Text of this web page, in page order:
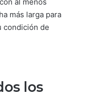
más larga para
condición de
los